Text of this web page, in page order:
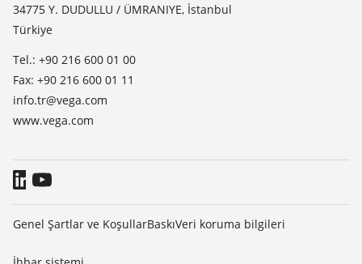
Blog
34775 Y. DUDULLU / ÜMRANIYE, İstanbul
Türkiye
Tel.: +90 216 600 01 00
Fax: +90 216 600 01 11
info.tr@vega.com
www.vega.com
Genel Şartlar ve KoşullarBaskıVeri koruma bilgileri